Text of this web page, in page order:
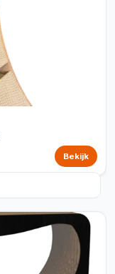
Bekijk